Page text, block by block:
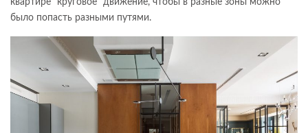
было попасть разными путями.